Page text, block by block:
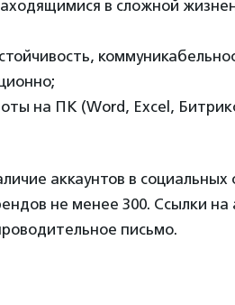
в сложной
на ПК (Word, Excel,
аккаунтов в социальных
не менее 300. Ссылки
письмо.